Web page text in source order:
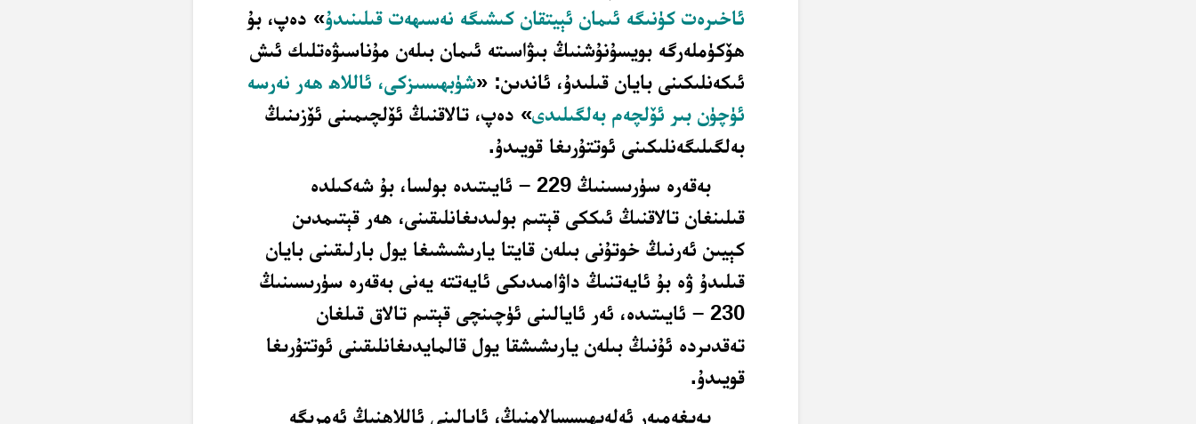
ئاخىرەت كۈنىگە ئىمان ئېيتقان كىشىگە نەسىھەت قىلىنىدۇ» دەپ، بۇ
ھۆكۈملەرگە بويسۇنۇشنىڭ بىۋاسىتە ئىمان بىلەن مۇناسىۋەتلىك ئىش
ئىكەنلىكىنى بايان قىلىدۇ، ئاندىن: «شۈبھىسىزكى، ئاللاھ ھەر نەرسە
ئۈچۈن بىر ئۆلچەم بەلگىلىدى» دەپ، تالاقنىڭ ئۆلچىمىنى ئۆزىنىڭ
بەلگىلىگەنلىكىنى ئوتتۇرىغا قويىدۇ.
بەقەرە سۈرىسىنىڭ 229 – ئايىتىدە بولسا، بۇ شەكىلدە
قىلىنغان تالاقنىڭ ئىككى قېتىم بولىدىغانلىقىنى، ھەر قېتىمدىن
كېيىن ئەرنىڭ خوتۇنى بىلەن قايتا يارىشىشىغا يول بارلىقىنى بايان
قىلىدۇ ۋە بۇ ئايەتنىڭ داۋامىدىكى ئايەتتە يەنى بەقەرە سۈرىسىنىڭ
230 – ئايىتىدە، ئەر ئايالىنى ئۈچىنچى قېتىم تالاق قىلغان
تەقدىردە ئۇنىڭ بىلەن يارىشىشقا يول قالمايدىغانلىقىنى ئوتتۇرىغا
قويىدۇ.
پەيغەمبەر ئەلەيھىسسالامنىڭ، ئايالىنى ئاللاھنىڭ ئەمرىگە